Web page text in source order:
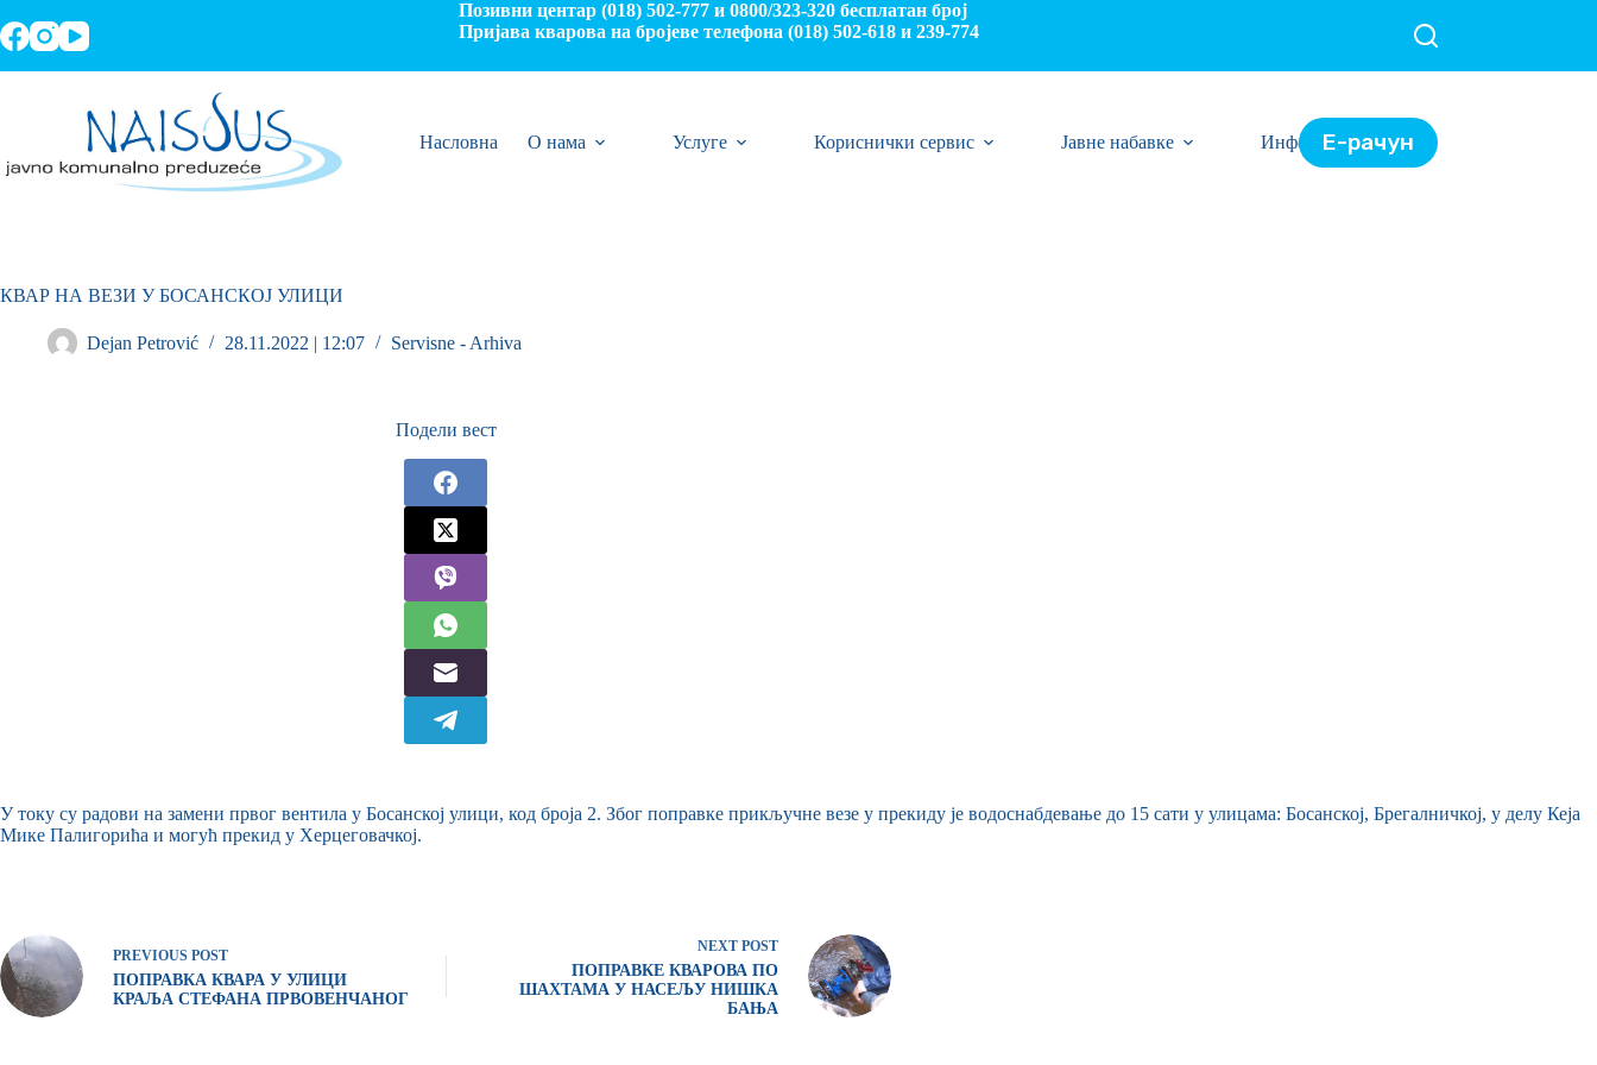
Позивни центар (018) 502-777 и 0800/323-320 бесплатан број
Пријава кварова на бројеве телефона (018) 502-618 и 239-774
Насловна О нама Услуге Кориснички сервис Јавне набавке ИнформацијеЕ-рачун
КВАР НА ВЕЗИ У БОСАНСКОЈ УЛИЦИ
Dejan Petrović 28.11.2022 | 12:07 Servisne - Arhiva
Подели вест
У току су радови на замени првог вентила у Босанској улици, код броја 2. Због поправке прикључне везе у прекиду је водоснабдевање до 15 сати у улицама: Босанској, Брегалничкој, у делу Кеја
Мике Палигорића и могућ прекид у Херцеговачкој.
PREVIOUS POST
ПОПРАВКА КВАРА У УЛИЦИ
КРАЉА СТЕФАНА ПРВОВЕНЧАНОГ
NEXT POST
ПОПРАВКЕ КВАРОВА ПО
ШАХТАМА У НАСЕЉУ НИШКА
БАЊА